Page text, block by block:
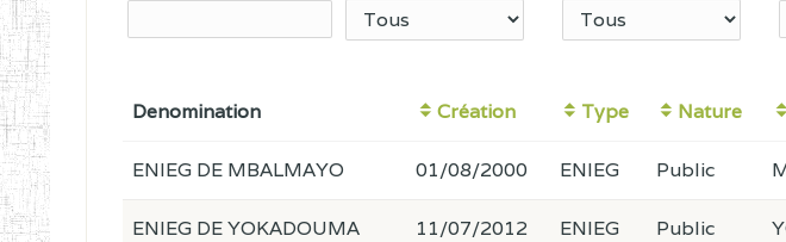
Denomination Création Type Nature
ENIEG DE MBALMAYO 01/08/2000 ENIEG Public
ENIEG DE YOKADOUMA 11/07/2012 ENIEG Public